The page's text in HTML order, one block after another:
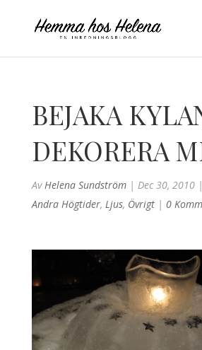
BEJAKA
DEKORERA
AvHelena Sundström| Dec 30, 2010|
Andra Högtider, Ljus, Övrigt| 0